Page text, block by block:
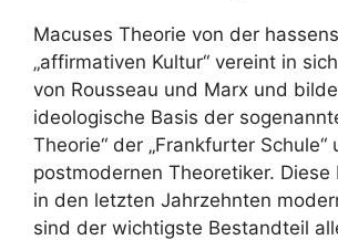
Macuses Theorie von der
„affirmativen Kultur“ vereint in
von Rousseau und Marx und
ideologische Basis der
Theorie“ der „Frankfurter Schule“
postmodernen Theoretiker. Diese
in den letzten Jahrzehnten
sind der wichtigste Bestandteil